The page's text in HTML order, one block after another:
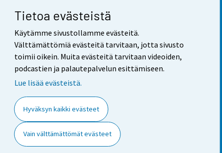
Tietoa evästeistä
Käytämme sivustollamme evästeitä.
Välttämättömiä evästeitä tarvitaan, jotta sivusto
toimii oikein. Muita evästeitä tarvitaan videoiden,
podcastien ja palautepalvelun esittämiseen.
Lue lisää evästeistä.
Hyväksyn kaikki evästeet
Vain välttämättömät evästeet
Yhteystiedot
Palaute
Käyttöehdot
Saavutettavuus
Tietoa sivustosta
Evästeasetukset